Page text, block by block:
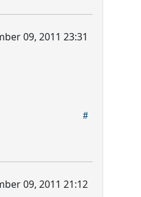
09, 2011 23:31
09, 2011 21:12